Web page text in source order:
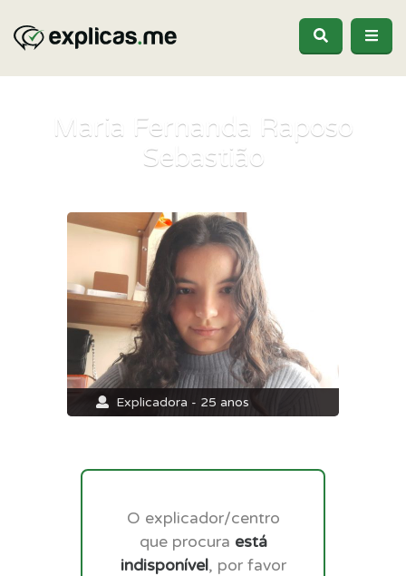
Maria Fernanda Raposo
Sebastião
Explicadora - 25 anos
O explicador/centro
que procura está
indisponível, por favor